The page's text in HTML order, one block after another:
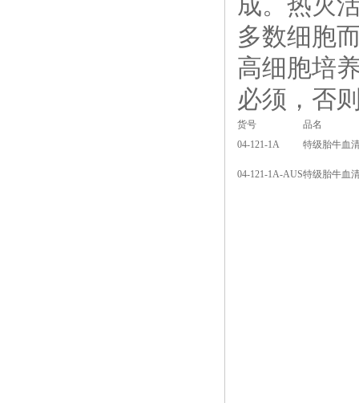
多数细胞
高细胞培
必须，否
货号
品名
04-121-1A
特级胎牛血
04-121-1A-AUS特级胎牛血